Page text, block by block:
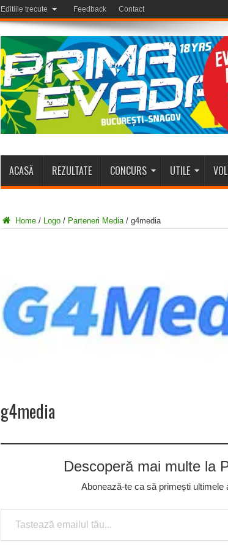
Editiile trecute Feedback Contact
ACASĂ REZULTATE CONCURS UTILE
Home / Logo / Parteneri Media / g4media
g4media
Descoperă mai multe la
Abonează-te ca să primești ultimele
Tastează emailul tău...